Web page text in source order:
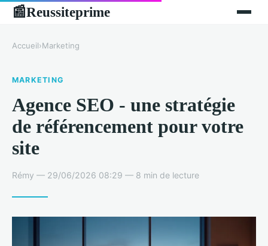
📰Reussiteprime
Accueil›Marketing
MARKETING
Agence SEO - une stratégie
de référencement pour votre
site
Rémy — 29/06/2026 08:29 — 8 min de lecture